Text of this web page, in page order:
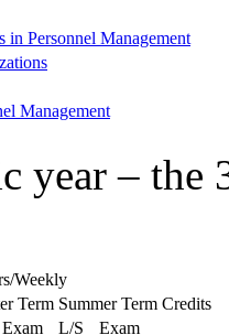
in Personnel Management
Management
year – the
Weekly
Credits
Term Summer Term
Exam L/S
Exam